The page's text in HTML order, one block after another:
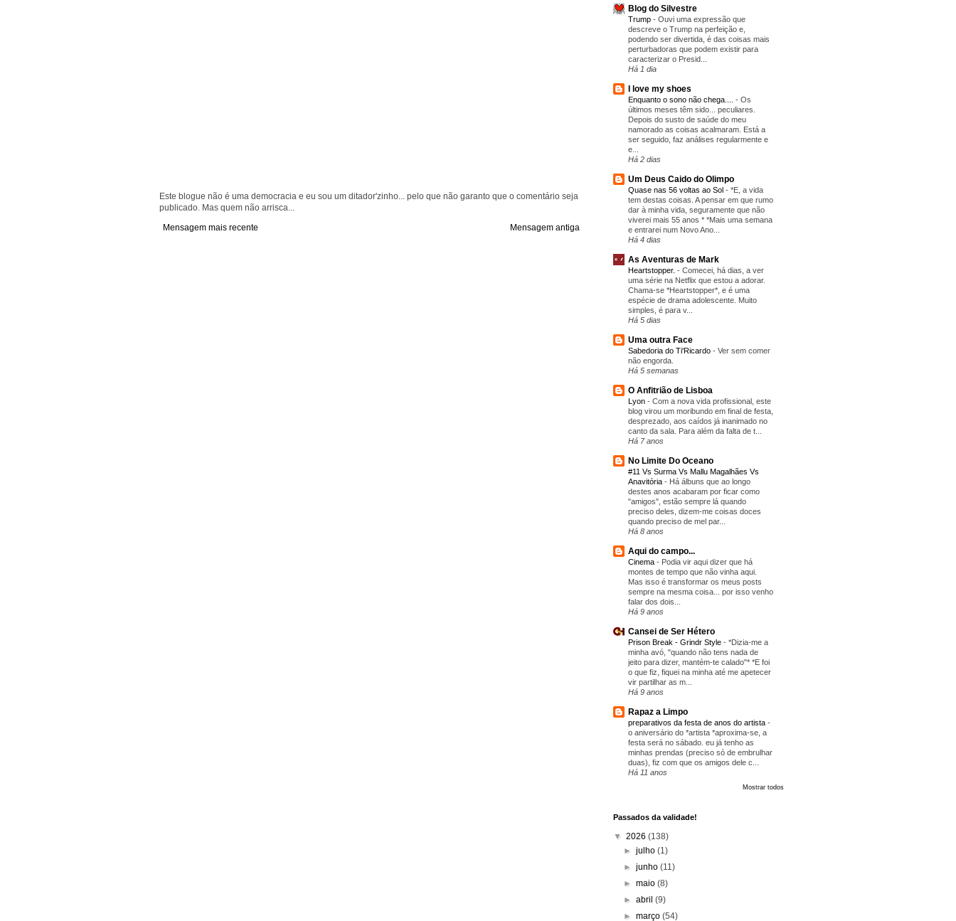
Este blogue não é uma democracia e eu sou um ditador'zinho... pelo que não garanto que o comentário seja
publicado. Mas quem não arrisca...
Mensagem mais recente
Mensagem antiga
Blog do Silvestre
Trump - Ouvi uma expressão que
descreve o Trump na perfeição e,
podendo ser divertida, é das coisas mais
perturbadoras que podem existir para
caracterizar o Presid...
Há 1 dia
I love my shoes
Enquanto o sono não chega.... - Os
últimos meses têm sido... peculiares.
Depois do susto de saúde do meu
namorado as coisas acalmaram. Está a
ser seguido, faz análises regularmente e
e...
Há 2 dias
Um Deus Caido do Olimpo
Quase nas 56 voltas ao Sol - *E, a vida
tem destas coisas. A pensar em que rumo
dar à minha vida, seguramente que não
viverei mais 55 anos * *Mais uma semana
e entrarei num Novo Ano...
Há 4 dias
As Aventuras de Mark
Heartstopper. - Comecei, há dias, a ver
uma série na Netflix que estou a adorar.
Chama-se *Heartstopper*, e é uma
espécie de drama adolescente. Muito
simples, é para v...
Há 5 dias
Uma outra Face
Sabedoria do Ti'Ricardo - Ver sem comer
não engorda.
Há 5 semanas
O Anfitrião de Lisboa
Lyon - Com a nova vida profissional, este
blog virou um moribundo em final de festa,
desprezado, aos caídos já inanimado no
canto da sala. Para além da falta de t...
Há 7 anos
No Limite Do Oceano
#11 Vs Surma Vs Mallu Magalhães Vs
Anavitória - Há álbuns que ao longo
destes anos acabaram por ficar como
"amigos", estão sempre lá quando
preciso deles, dizem-me coisas doces
quando preciso de mel par...
Há 8 anos
Aqui do campo...
Cinema - Podia vir aqui dizer que há
montes de tempo que não vinha aqui.
Mas isso é transformar os meus posts
sempre na mesma coisa... por isso venho
falar dos dois...
Há 9 anos
Cansei de Ser Hétero
Prison Break - Grindr Style - *Dizia-me a
minha avó, "quando não tens nada de
jeito para dizer, mantém-te calado"* *E foi
o que fiz, fiquei na minha até me apetecer
vir partilhar as m...
Há 9 anos
Rapaz a Limpo
preparativos da festa de anos do artista -
o aniversário do *artista *aproxima-se, a
festa será no sábado. eu já tenho as
minhas prendas (preciso só de embrulhar
duas), fiz com que os amigos dele c...
Há 11 anos
Mostrar todos
Passados da validade!
▼ 2026 (138)
►julho(1)
►junho(11)
►maio(8)
►abril(9)
►março(54)